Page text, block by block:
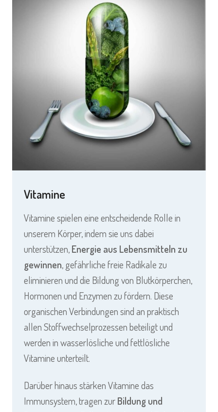
Vitamine
Vitamine spielen eine entscheidende Rolle in
unserem Körper, indem sie uns dabei
unterstützen,Energie aus Lebensmitteln zu
gewinnen, gefährliche freie Radikale zu
eliminieren und die Bildung von Blutkörperchen,
Hormonen und Enzymen zu fördern. Diese
organischen Verbindungen sind an praktisch
allen Stoffwechselprozessen beteiligt und
werden in wasserlösliche und fettlösliche
Vitamine unterteilt.
Darüber hinaus stärken Vitamine das
Immunsystem, tragen zurBildung und